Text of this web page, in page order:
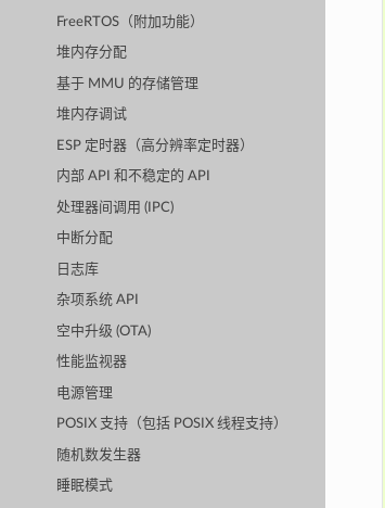
FreeRTOS（附加功能）
堆内存分配
基于 MMU 的存储管理
堆内存调试
ESP 定时器（高分辨率定时器）
内部 API 和不稳定的 API
处理器间调用 (IPC)
中断分配
日志库
杂项系统 API
空中升级 (OTA)
性能监视器
电源管理
POSIX 支持（包括 POSIX 线程支持）
随机数发生器
睡眠模式